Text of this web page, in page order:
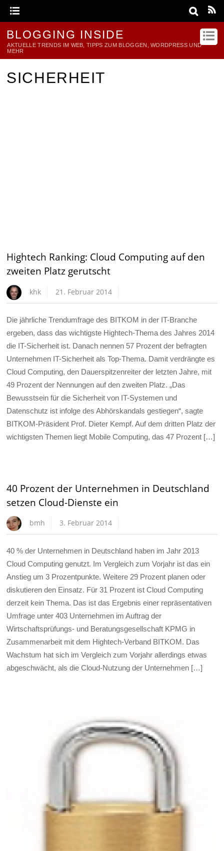
BLOGGING INSIDE
AKTUELLE TRENDS IM WEB, TIPPS ZUM BLOGGEN, WORDPRESS UND
MEHR
SICHERHEIT
Hightech Ranking: Cloud Computing auf den
zweiten Platz gerutscht
khk 21. Februar 2014
Die jährliche Trendumfrage des BITKOM in der IT-Branche
ergeben, dass das wichtigste Hightech-Thema des Jahres 2014
die IT-Sicherheit ist. Danach nennen 57 Prozent der befragten
Unternehmen IT-Sicherheit als Top-Thema. Damit verdrängte es
Cloud Computing, den Dauerspitzenreiter der letzten Jahre, mit
49 Prozent der Nennungen auf den zweiten Platz. „Das
Bewusstsein für die Sicherheit von IT-Systemen und
Datenschutz ist infolge des Abhörskandals gestiegen“, sagte
BITKOM-Präsident Prof. Dieter Kempf. Auf dem dritten Platz der
wichtigsten Themen liegt Mobile Computing, das 47 Prozent […]
40 Prozent der Unternehmen in Deutschland
setzen Cloud-Dienste ein
bmh 3. Februar 2014
40 % der Unternehmen in Deutschland haben im Jahr 2013
Cloud Computing genutzt. Im Vergleich zum Vorjahr ist das ein
Anstieg um 3 Prozentpunkte. Weitere 29 Prozent planen oder
diskutieren den Einsatz. Für 31 Prozent ist Cloud Computing
derzeit kein Thema. Das ist das Ergebnis einer repräsentativen
Umfrage unter 403 Unternehmen im Auftrag der
Wirtschaftsprüfungs- und Beratungsgesellschaft KPMG in
Zusammenarbeit mit dem Hightech-Verband BITKOM. Das
Wachstum hat sich im Vergleich zum Vorjahr allerdings etwas
abgeschwächt, als die Cloud-Nutzung der Unternehmen […]